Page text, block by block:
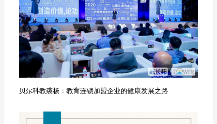
贝尔科教裘杨：教育连锁加盟企业的健康发展之路